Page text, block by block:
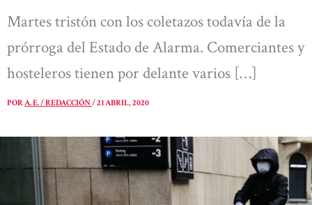
Martes tristón con los coletazos todavía de la
prórroga del Estado de Alarma. Comerciantes y
hosteleros tienen por delante varios […]
PORA. E. / REDACCIÓN/21 ABRIL, 2020